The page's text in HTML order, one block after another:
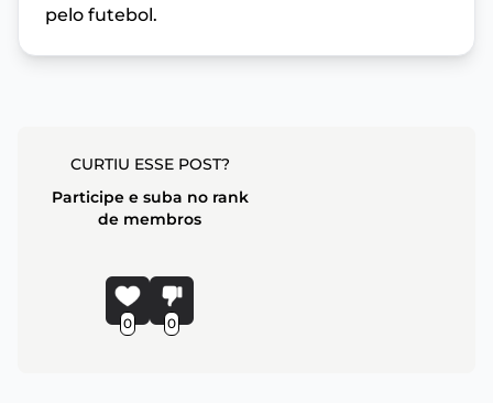
pelo futebol.
CURTIU ESSE POST?
Participe e suba no rank
de membros
0 0